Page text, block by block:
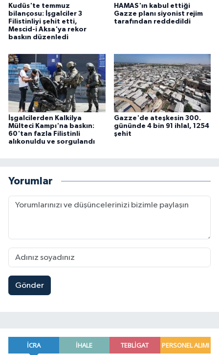
Kudüs'te temmuz
bilançosu: İşgalciler 3
Filistinliyi şehit etti,
Mescid-i Aksa'ya rekor
baskın düzenledi
HAMAS'ın kabul ettiği
Gazze planı siyonist rejim
tarafından reddedildi
İşgalcilerden Kalkilya
Mülteci Kampı'na baskın:
60'tan fazla Filistinli
alıkonuldu ve sorgulandı
Gazze'de ateşkesin 300.
gününde 4 bin 91 ihlal, 1254
şehit
Yorumlar
Gönder